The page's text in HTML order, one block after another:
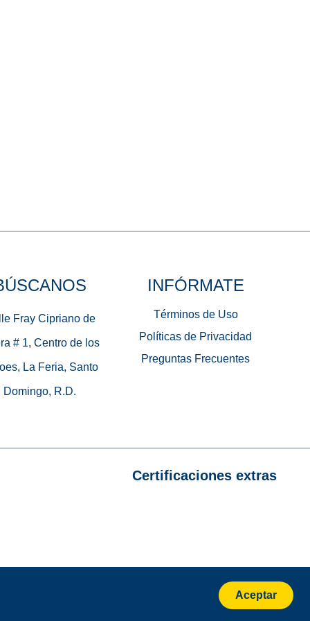
Fray Cipriano de
# 1, Centro de los
La Feria, Santo
Domingo, R.D.
INFÓRMATE
Términos de Uso
Políticas de Privacidad
Preguntas Frecuentes
Certificaciones extras
Aceptar